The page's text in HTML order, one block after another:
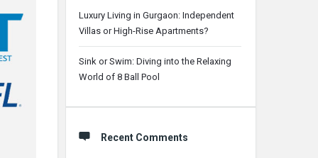
Luxury Living in Gurgaon: Independent
Villas or High-Rise Apartments?
Sink or Swim: Diving into the Relaxing
World of 8 Ball Pool
Recent Comments